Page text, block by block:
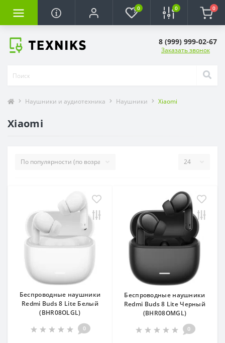
0 0 0
8 (999) 999-02-67
Заказать звонок
Наушники и аудиотехника Наушники Xiaomi
Xiaomi
Беспроводные наушники
Redmi Buds 8 Lite Белый
(BHR08OLGL)
0
Беспроводные наушники
Redmi Buds 8 Lite Черный
(BHR08OMGL)
0